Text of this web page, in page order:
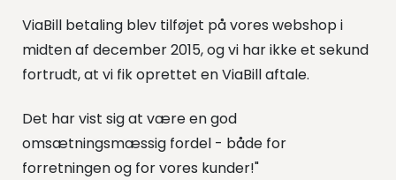
ViaBill betaling blev tilføjet på vores webshop i
midten af december 2015, og vi har ikke et sekund
fortrudt, at vi fik oprettet en ViaBill aftale.
Det har vist sig at være en god
omsætningsmæssig fordel - både for
forretningen og for vores kunder!"